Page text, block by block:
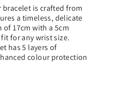
is crafted from
a timeless, delicate
17cm with a 5cm
for any wrist size.
has 5 layers of
colour protection